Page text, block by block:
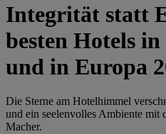
Integrität statt
besten Hotels
und in Europa
Die Sterne am Hotelhimmel
und ein seelenvolles Ambiente mit
Macher.